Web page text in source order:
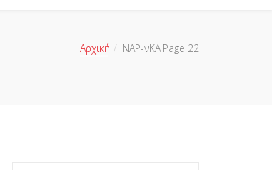
Αρχική ΝΑΡ-νΚΑ Page 22